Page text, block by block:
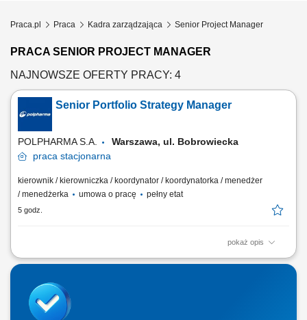
Praca.pl Praca Kadra zarządzająca Senior Project Manager
PRACA SENIOR PROJECT MANAGER
NAJNOWSZE OFERTY PRACY: 4
Senior Portfolio Strategy Manager
POLPHARMA S.A.
Warszawa, ul. Bobrowiecka
praca stacjonarna
kierownik / kierowniczka / koordynator / koordynatorka / menedżer
/ menedżerka
umowa o pracę pełny etat
5 godz.
pokaż opis
We are looking for an experienced and highly driven Senior Strategic
role, you will take the lead in driving and coordinating new product
opportunities for the Rx Polpharma pipeline, ensuring a strong and
sustainable product mix...